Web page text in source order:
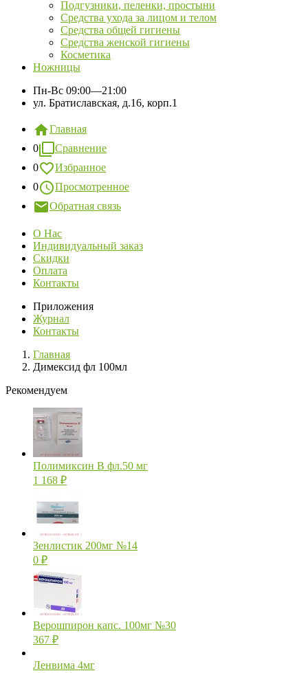
Подгузники, пеленки, простыни
Средства ухода за лицом и телом
Средства общей гигиены
Средства женской гигиены
Косметика
Ножницы
Пн-Вс 09:00—21:00
ул. Братиславская, д.16, корп.1
Главная
0
Сравнение
0
Избранное
0
Просмотренное
Обратная связь
О Нас
Индивидуальный заказ
Скидки
Оплата
Контакты
Приложения
Журнал
Контакты
Главная
Димексид фл 100мл
Рекомендуем
Полимиксин В фл.50 мг
1 168 ₽
Зенлистик 200мг №14
0 ₽
Верошпирон капс. 100мг №30
367 ₽
Ленвима 4мг